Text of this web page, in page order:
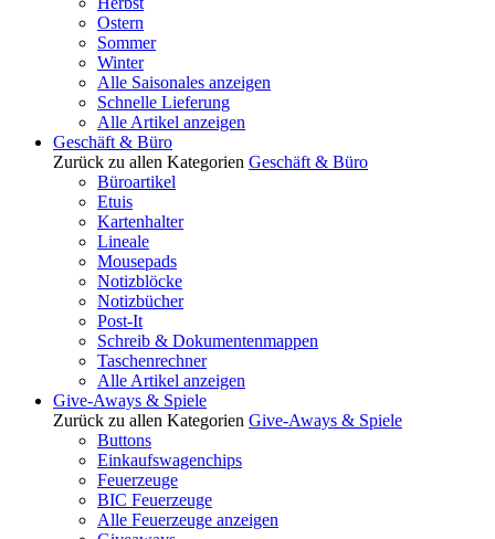
Ostern
Sommer
Winter
Alle Saisonales anzeigen
Schnelle Lieferung
Alle Artikel anzeigen
Geschäft & Büro
Zurück zu allen Kategorien Geschäft & Büro
Büroartikel
Etuis
Kartenhalter
Lineale
Mousepads
Notizblöcke
Notizbücher
Post-It
Schreib & Dokumentenmappen
Taschenrechner
Alle Artikel anzeigen
Give-Aways & Spiele
Zurück zu allen Kategorien Give-Aways & Spiele
Buttons
Einkaufswagenchips
Feuerzeuge
BIC Feuerzeuge
Alle Feuerzeuge anzeigen